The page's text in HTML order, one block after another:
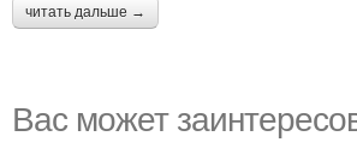
читать дальше →
Вас может